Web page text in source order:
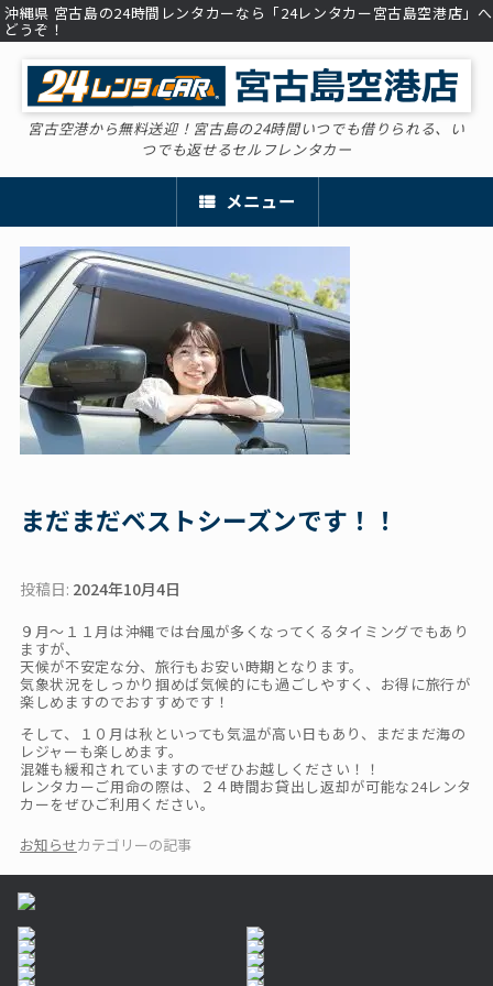
コ
ン
ッ
沖縄県 宮古島の24時間レンタカーなら「24レンタカー宮古島空港店」へ
どうぞ！
宮古空港から無料送迎！宮古島の24時間いつでも借りられる、い
つでも返せるセルフレンタカー
メニュー
まだまだベストシーズンです！！
投稿日: 2024年10月4日
９月～１１月は沖縄では台風が多くなってくるタイミングでもあり
ますが、
天候が不安定な分、旅行もお安い時期となります。
気象状況をしっかり掴めば気候的にも過ごしやすく、お得に旅行が
楽しめますのでおすすめです！
そして、１０月は秋といっても気温が高い日もあり、まだまだ海の
レジャーも楽しめます。
混雑も緩和されていますのでぜひお越しください！！
レンタカーご用命の際は、２４時間お貸出し返却が可能な24レンタ
カーをぜひご利用ください。
お知らせカテゴリーの記事